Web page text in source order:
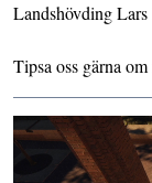
Landshövding
Tipsa oss gärna